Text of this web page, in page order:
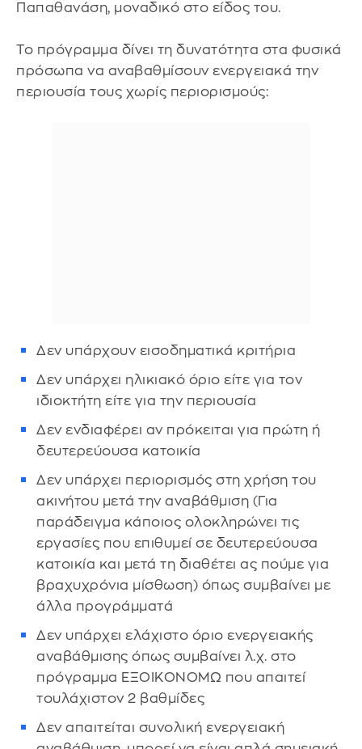
Παπαθανάση, μοναδικό στο είδος του.
Το πρόγραμμα δίνει τη δυνατότητα στα φυσικά
πρόσωπα να αναβαθμίσουν ενεργειακά την
περιουσία τους χωρίς περιορισμούς:
Δεν υπάρχουν εισοδηματικά κριτήρια
Δεν υπάρχει ηλικιακό όριο είτε για τον
ιδιοκτήτη είτε για την περιουσία
Δεν ενδιαφέρει αν πρόκειται για πρώτη ή
δευτερεύουσα κατοικία
Δεν υπάρχει περιορισμός στη χρήση του
ακινήτου μετά την αναβάθμιση (Για
παράδειγμα κάποιος ολοκληρώνει τις
εργασίες που επιθυμεί σε δευτερεύουσα
κατοικία και μετά τη διαθέτει ας πούμε για
βραχυχρόνια μίσθωση) όπως συμβαίνει με
άλλα προγράμματά
Δεν υπάρχει ελάχιστο όριο ενεργειακής
αναβάθμισης όπως συμβαίνει λ.χ. στο
πρόγραμμα ΕΞΟΙΚΟΝΟΜΩ που απαιτεί
τουλάχιστον 2 βαθμίδες
Δεν απαιτείται συνολική ενεργειακή